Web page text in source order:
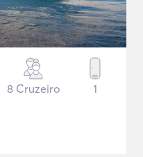
8 Cruzeiro 1